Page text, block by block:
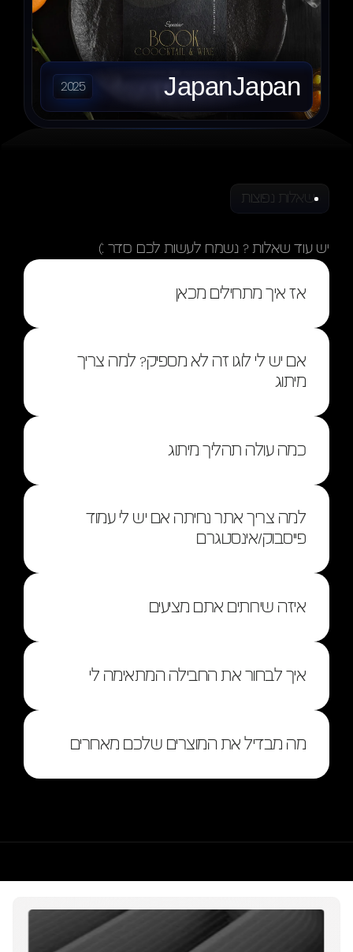
2025 JapanJapan
אז איך מתחילים מכאן
מיתוג
כמה עולה תהליך מיתוג
פייסבוק/אינסטגרם
איזה שירותים אתם מציעים
איך לבחור את החבילה המתאימה לי
מה מבדיל את המוצרים שלכם מאחרים
שאלות נפוצות
תשובות שאלות
יש עוד שאלות ? נשמח לעשות לכם סדר :)